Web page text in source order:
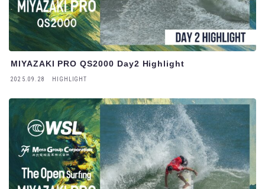
MIYAZAKI PRO QS2000 Day2 Highlight
2025.09.28 HIGHLIGHT